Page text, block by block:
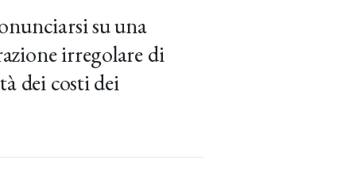
su una
irregolare di
dei costi dei